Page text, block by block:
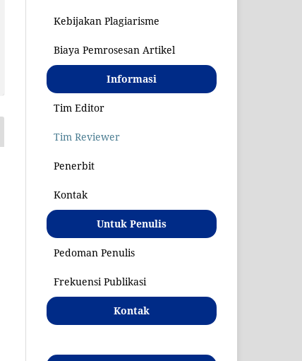
Kebijakan Plagiarisme
Biaya Pemrosesan Artikel
Informasi
Tim Editor
Tim Reviewer
Penerbit
Kontak
Untuk Penulis
Pedoman Penulis
Frekuensi Publikasi
Kontak